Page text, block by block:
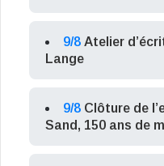
9/8 Atelier
Lange
9/8 Clôture de
Sand, 150 ans de